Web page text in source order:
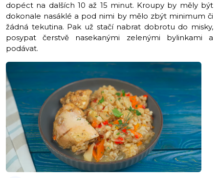
dopéct na dalších 10 až 15 minut. Kroupy by měly být
dokonale nasáklé a pod nimi by mělo zbýt minimum či
žádná tekutina. Pak už stačí nabrat dobrotu do misky,
posypat čerstvě nasekanými zelenými bylinkami a
podávat.